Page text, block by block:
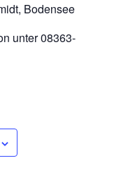
Bodensee
unter 08363-